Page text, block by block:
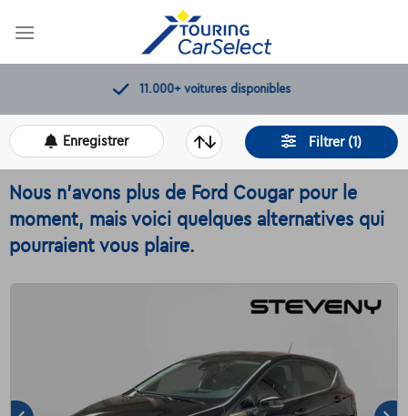
11.000+voitures disponibles
Filtrer (1)
Enregistrer
Nous n'avons plus de Ford Cougar pour le
moment, mais voici quelques alternatives qui
pourraient vous plaire.